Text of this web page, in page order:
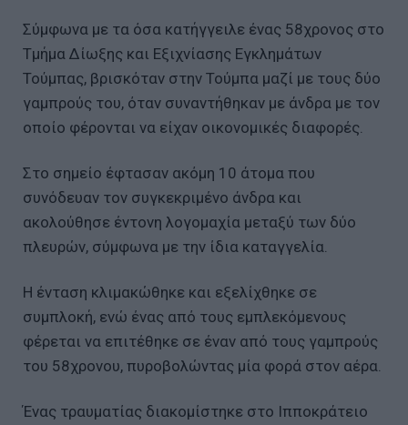
Σύμφωνα με τα όσα κατήγγειλε ένας 58χρονος στο
Τμήμα Δίωξης και Εξιχνίασης Εγκλημάτων
Τούμπας, βρισκόταν στην Τούμπα μαζί με τους δύο
γαμπρούς του, όταν συναντήθηκαν με άνδρα με τον
οποίο φέρονται να είχαν οικονομικές διαφορές.
Στο σημείο έφτασαν ακόμη 10 άτομα που
συνόδευαν τον συγκεκριμένο άνδρα και
ακολούθησε έντονη λογομαχία μεταξύ των δύο
πλευρών, σύμφωνα με την ίδια καταγγελία.
Η ένταση κλιμακώθηκε και εξελίχθηκε σε
συμπλοκή, ενώ ένας από τους εμπλεκόμενους
φέρεται να επιτέθηκε σε έναν από τους γαμπρούς
του 58χρονου, πυροβολώντας μία φορά στον αέρα.
Ένας τραυματίας διακομίστηκε στο Ιπποκράτειο